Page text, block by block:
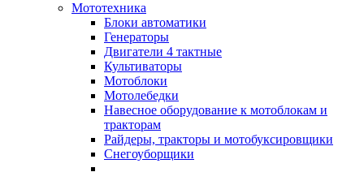
Мототехника
Блоки автоматики
Генераторы
Двигатели 4 тактные
Культиваторы
Мотоблоки
Мотолебедки
Навесное оборудование к мотоблокам и
тракторам
Райдеры, тракторы и мотобуксировщики
Снегоуборщики